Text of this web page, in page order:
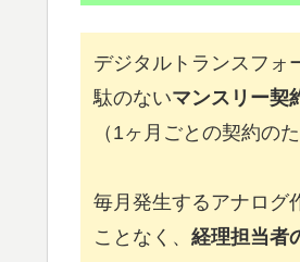
デジタルトランスフォ
駄のないマンスリー契
（1ヶ月ごとの契約の
毎月発生するアナログ
ことなく、 経理担当者